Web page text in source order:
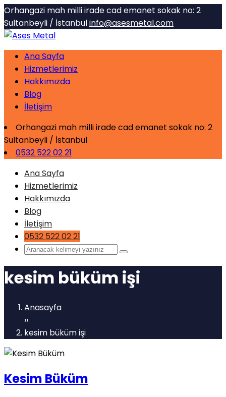
Orhangazi mah milli irade cad emanet sokak no: 2
Sultanbeyli / İstanbulinfo@asesmetal.com
Ana Sayfa
Hizmetlerimiz
Hakkımızda
Blog
İletişim
Orhangazi mah milli irade cad emanet sokak no: 2
Sultanbeyli / İstanbul
0532 522 02 21
Ana Sayfa
Hizmetlerimiz
Hakkımızda
Blog
İletişim
0532 522 02 21
kesim büküm işi
Anasayfa
››
kesim büküm işi
Kesim Büküm